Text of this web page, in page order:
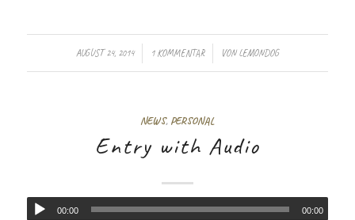
AUGUST 24, 2014
/ 1 KOMMENTAR
/ VONLEMONDOG
NEWS, PERSONAL
Entry with Audio
00:00 00:00